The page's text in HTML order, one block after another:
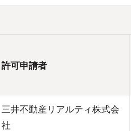
許可申請者
三井不動産リアルティ株式会
社